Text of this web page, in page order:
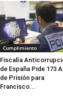
Cumplimiento
Fiscalía
de España Pide 173
de Prisión para
Francisco...